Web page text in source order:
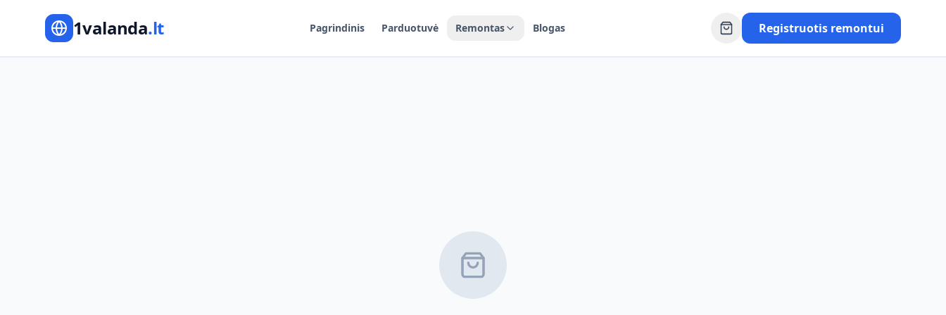
1valanda.lt Pagrindinis Parduotuvė Remontas Blogas Registruotis remontui